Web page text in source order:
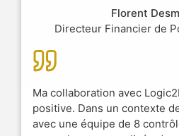
Florent
Directeur Financier de
Ma collaboration avec
positive. Dans un contexte
avec une équipe de 8